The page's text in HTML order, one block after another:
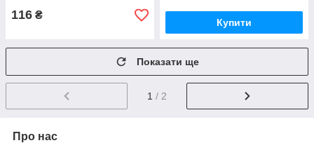
116 ₴
Купити
Показати ще
1 / 2
Про нас